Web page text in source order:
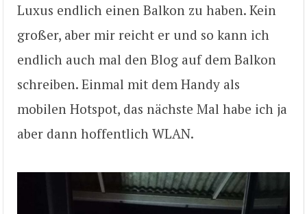
Luxus endlich einen Balkon zu haben. Kein
großer, aber mir reicht er und so kann ich
endlich auch mal den Blog auf dem Balkon
schreiben. Einmal mit dem Handy als
mobilen Hotspot, das nächste Mal habe ich ja
aber dann hoffentlich WLAN.